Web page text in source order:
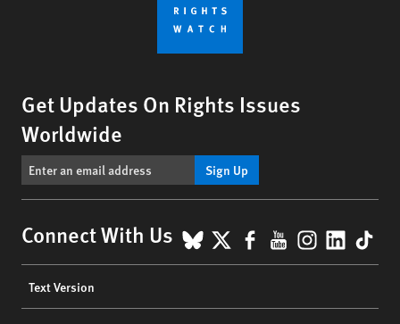
Get Updates On Rights Issues
Worldwide
Sign Up
Connect With Us BlueSky
X Facebook
YouTube
menu
Text Version